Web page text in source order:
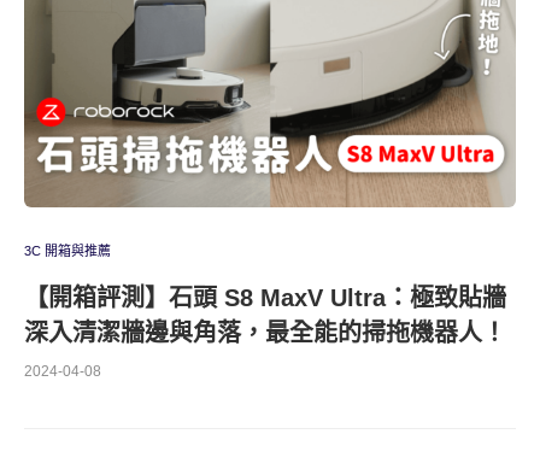
3C 開箱與推薦
【開箱評測】石頭 S8 MaxV Ultra：極致貼牆
深入清潔牆邊與角落，最全能的掃拖機器人！
2024-04-08